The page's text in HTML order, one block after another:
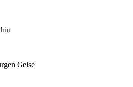
Geise